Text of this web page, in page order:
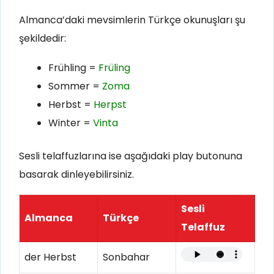
Almanca’daki mevsimlerin Türkçe okunuşları şu
şekildedir:
Frühling = Früling
Sommer = Zoma
Herbst = Herpst
Winter = Vinta
Sesli telaffuzlarına ise aşağıdaki play butonuna
basarak dinleyebilirsiniz.
Almanca Türkçe
Sesli
Telaffuz
der Herbst Sonbahar